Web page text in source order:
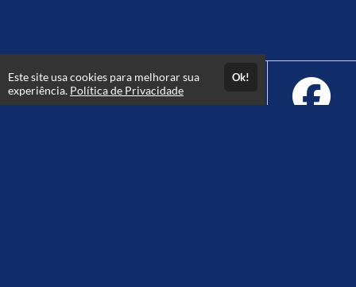
Este site usa cookies para melhorar sua
experiência. Política de Privacidade
Ok!